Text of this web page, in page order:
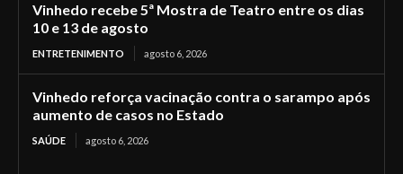
Vinhedo recebe 5ª Mostra de Teatro entre os dias
10 e 13 de agosto
ENTRETENIMENTO agosto 6, 2026
Vinhedo reforça vacinação contra o sarampo após
aumento de casos no Estado
SAÚDE agosto 6, 2026